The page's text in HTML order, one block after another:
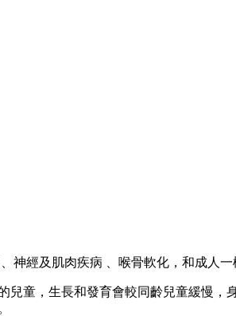
經及肌肉疾病 、喉骨軟化，和成人
童，生長和發育會較同齡兒童緩慢，